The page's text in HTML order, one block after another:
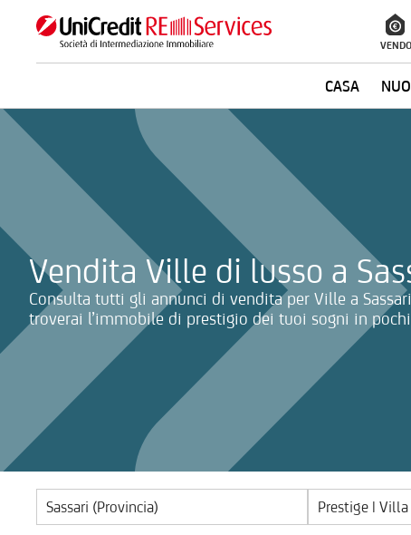
VENDO
CASA
Vendita Ville di lusso a
Consulta tutti gli annunci di vendita per Ville a
troverai l’immobile di prestigio dei tuoi sogni in
La ricerca verrà inviata automaticamente alla selezione delle
Prestige | Villa